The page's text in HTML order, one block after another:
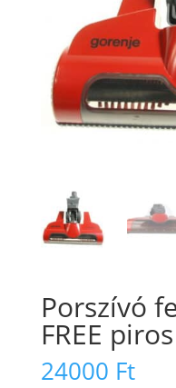
Porszívó
FREE
24000 Ft